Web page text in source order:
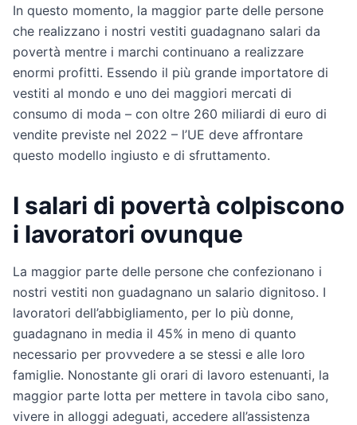
In questo momento, la maggior parte delle persone
che realizzano i nostri vestiti guadagnano salari da
povertà mentre i marchi continuano a realizzare
enormi profitti. Essendo il più grande importatore di
vestiti al mondo e uno dei maggiori mercati di
consumo di moda – con oltre 260 miliardi di euro di
vendite previste nel 2022 – l’UE deve affrontare
questo modello ingiusto e di sfruttamento.
I salari di povertà colpiscono
i lavoratori ovunque
La maggior parte delle persone che confezionano i
nostri vestiti non guadagnano un salario dignitoso. I
lavoratori dell’abbigliamento, per lo più donne,
guadagnano in media il 45% in meno di quanto
necessario per provvedere a se stessi e alle loro
famiglie. Nonostante gli orari di lavoro estenuanti, la
maggior parte lotta per mettere in tavola cibo sano,
vivere in alloggi adeguati, accedere all’assistenza